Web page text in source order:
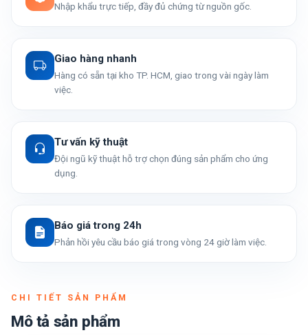
Nhập khẩu trực tiếp, đầy đủ chứng từ nguồn gốc.
Giao hàng nhanh
Hàng có sẵn tại kho TP. HCM, giao trong vài ngày làm
việc.
Tư vấn kỹ thuật
Đội ngũ kỹ thuật hỗ trợ chọn đúng sản phẩm cho ứng
dụng.
Báo giá trong 24h
Phản hồi yêu cầu báo giá trong vòng 24 giờ làm việc.
CHI TIẾT SẢN PHẨM
Mô tả sản phẩm